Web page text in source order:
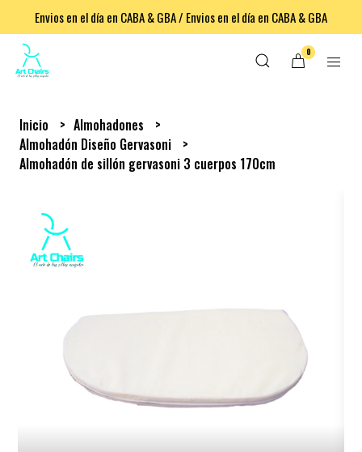
Envios en el día en CABA & GBA / Envios en el día en CABA & GBA
0
Inicio
Almohadones
Almohadón Diseño Gervasoni
Almohadón de sillón gervasoni 3 cuerpos 170cm